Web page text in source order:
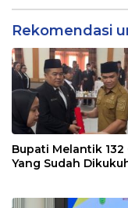
Rekomendasi
Bupati Melantik 132
Yang Sudah